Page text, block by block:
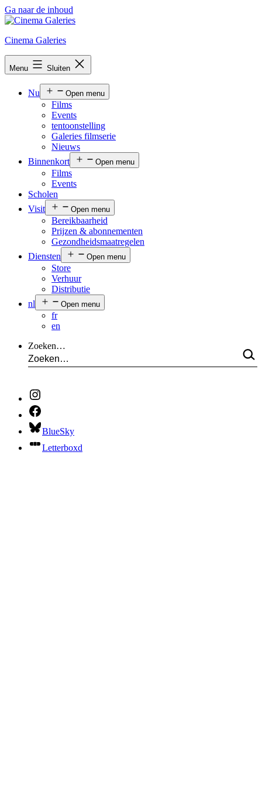
Ga naar de inhoud
Cinema Galeries
Menu Sluiten
Nu Open menu
Films
Events
tentoonstelling
Galeries filmserie
Nieuws
Binnenkort
Open menu
Films
Events
Scholen
Visit
Open menu
Bereikbaarheid
Prijzen & abonnementen
Gezondheidsmaatregelen
Diensten
Open menu
Store
Verhuur
Distributie
nl
Open menu
fr
en
Zoeken…
BlueSky
Letterboxd